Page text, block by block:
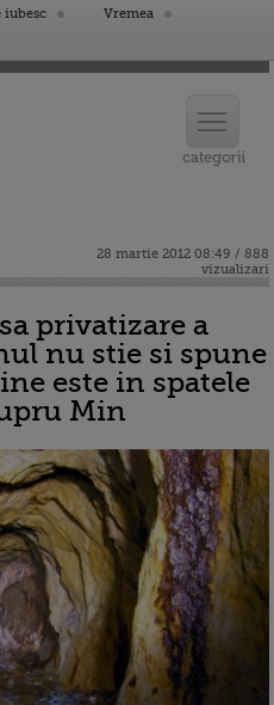
iubesc
Vremea
28 martie 2012 08:49 / 888
vizualizari
privatizare a
nu stie si spune
este in spatele
Min